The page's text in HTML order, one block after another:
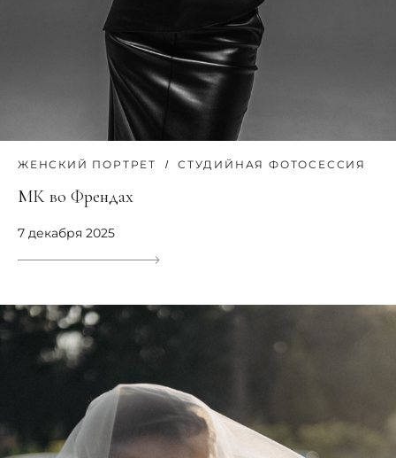
ЖЕНСКИЙ ПОРТРЕТ СТУДИЙНАЯ ФОТОСЕССИЯ
МК во Френдах
7 декабря 2025